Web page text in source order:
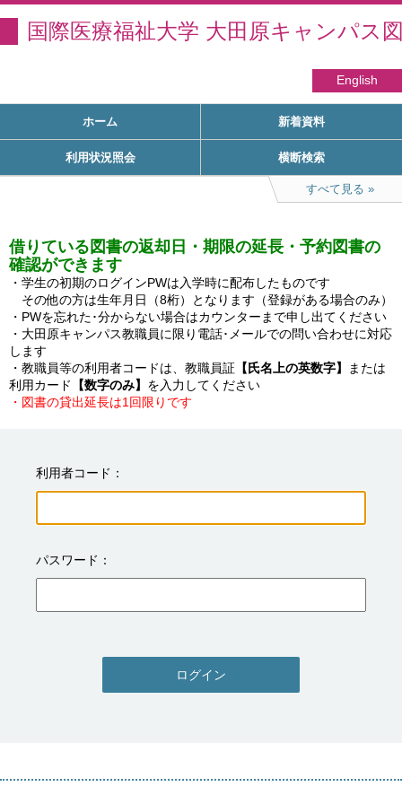
国際医療福祉大学 大田原キャンパス
English
ホーム 新着資料
利用状況照会 横断検索
すべて見る
借りている図書の返却日・期限の延長・予約図書の
確認ができます
・学生の初期のログインPWは入学時に配布したものです
その他の方は生年月日（8桁）となります（登録がある場合のみ）
・PWを忘れた･分からない場合はカウンターまで申し出てください
・大田原キャンパス教職員に限り電話･メールでの問い合わせに対応
します
・教職員等の利用者コードは、教職員証 【氏名上の英数字】
または
利用カード
【数字のみ】
・図書の貸出延長は1回限りです
利用者コード
パスワード
ログイン